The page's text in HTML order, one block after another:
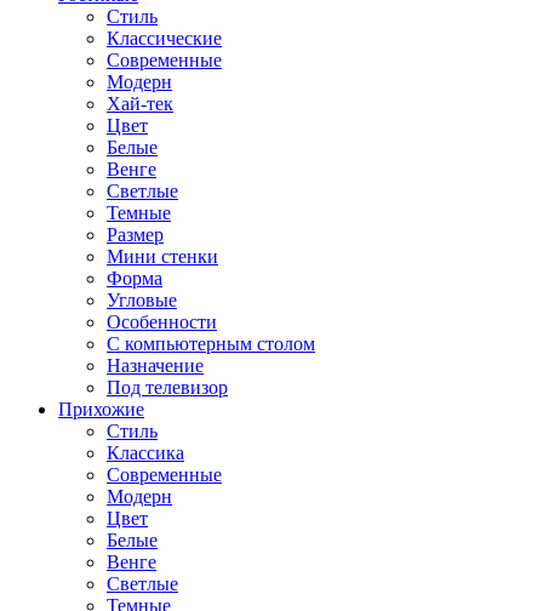
Стиль
Классические
Современные
Модерн
Хай-тек
Цвет
Белые
Венге
Светлые
Темные
Размер
Мини стенки
Форма
Угловые
Особенности
С компьютерным столом
Назначение
Под телевизор
Прихожие
Стиль
Классика
Современные
Модерн
Цвет
Белые
Венге
Светлые
Темные